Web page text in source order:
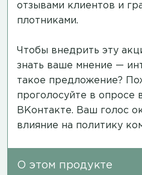
отзывами клиентов и
плотниками.
Чтобы внедрить эту
знать ваше мнение —
такое предложение?
проголосуйте в опросе
ВКонтакте. Ваш голос
влияние на политику
О этом продукте